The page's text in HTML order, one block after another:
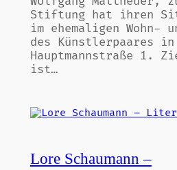
Stiftung hat ihren
im ehemaligen Wohn-
des Künstlerpaares
Hauptmannstraße 1.
ist…
Lore Schaumann –